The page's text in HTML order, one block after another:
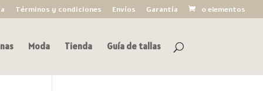
Términos y condiciones Envíos Garantía 0 elementos
Moda Tienda Guía de tallas